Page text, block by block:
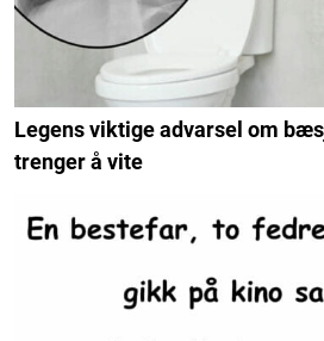
Legens viktige advarsel om
trenger å vite